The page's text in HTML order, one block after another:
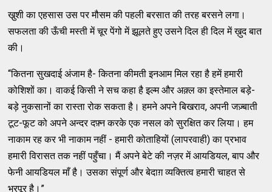
खु़शी का एहसास उस पर मौसम की पहली बरसात की तरह बरसने लगा।
सफलता की ऊँची मस्‍ती में चूर पेंगो में झूलते हुए उसने दिल ही दिल में ख़ुद बात
की।
“कितना सुखदाई अंजाम है- कितना कीमती इनआम मिल रहा है हमें हमारी
कोशिशों का। वाकई किसी ने सच कहा है इल्‍म और अक़्‍ल का इस्‍तेमाल बड़े-
बड़े नुकसानों का रास्‍ता रोक सकता है। हमने अपने बिखराव, अपनी जज़्‍बाती
टूट-फूट को अपने अन्‍दर दफ़्‍न करके एक नसल को सुरक्षित कर लिया। हम
नाकाम रह कर भी नाकाम नहीं - हमारी कोताहियों (लापरवाही) का प्रभाव
हमारी विरासत तक नहीं पहुँचा। मैं अपने बेटे की नज़र में आयडियल, बाप और
फेनी आयडियल माँ है। उसका संपूर्ण और बेदाग़ व्‍यक्‍तित्‍व हमारी चाहत से
भरपूर है।”